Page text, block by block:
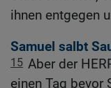
ihnen entgegen
Samuel salbt
15 Aber der
einen Tag bevor